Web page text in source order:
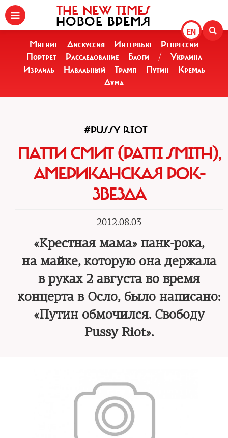
EN
THE NEW TIMES
НОВОЕ ВРЕМЯ
Мнение Дискуссия Интервью
Репрессии
Портрет
Расследование Блоги /
Украина
Израиль
Навальный Трамп Путин
Кремль
Дума
#PUSSY RIOT
ПАТТИ СМИТ (PATTI SMITH),
АМЕРИКАНСКАЯ РОК-
ЗВЕЗДА
2012.08.03
«Крестная мама» панк-рока,
на майке, которую она держала
в руках 2 августа во время
концерта в Осло, было написано:
«Путин обмочился. Свободу
Pussy Riot».